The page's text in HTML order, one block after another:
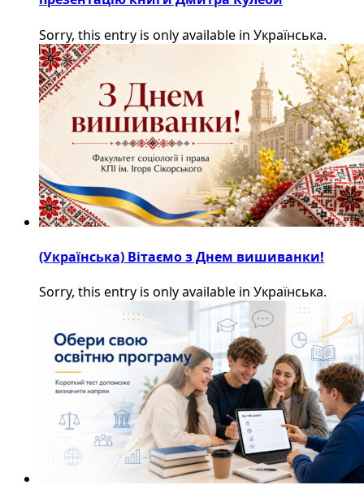
Sorry, this entry is only available in Українська.
(Українська) Вітаємо з Днем вишиванки!
Sorry, this entry is only available in Українська.